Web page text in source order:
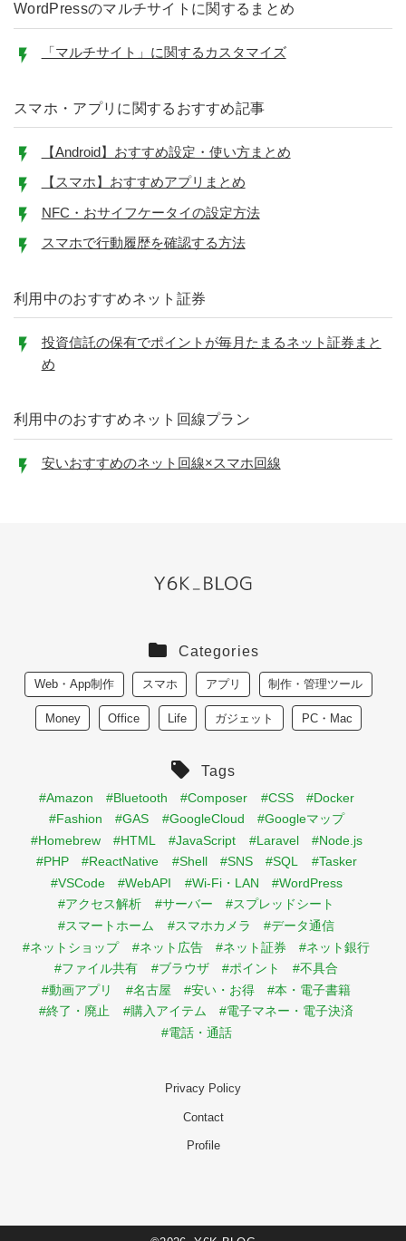
WordPressのマルチサイトに関するまとめ
「マルチサイト」に関するカスタマイズ
スマホ・アプリに関するおすすめ記事
【Android】おすすめ設定・使い方まとめ
【スマホ】おすすめアプリまとめ
NFC・おサイフケータイの設定方法
スマホで行動履歴を確認する方法
利用中のおすすめネット証券
投資信託の保有でポイントが毎月たまるネット証券まと
め
利用中のおすすめネット回線プラン
安いおすすめのネット回線×スマホ回線
Categories
Web・App制作 スマホ アプリ 制作・管理ツール
Money Office Life ガジェット PC・Mac
Tags
#Amazon #Bluetooth #Composer #CSS
#Docker
#Fashion
#GAS #GoogleCloud
#Googleマップ
#Homebrew
#HTML #JavaScript #Laravel
#Node.js
#PHP
#ReactNative #Shell #SNS #SQL
#Tasker
#VSCode
#WebAPI #Wi-Fi・LAN
#WordPress
#アクセス解析
#サーバー
#スプレッドシート
#スマートホーム
#スマホカメラ
#データ通信
#ネットショップ
#ネット広告 #ネット証券
#ネット銀行
#ファイル共有
#ブラウザ #ポイント
#不具合
#動画アプリ
#名古屋 #安い・お得
#本・電子書籍
#終了・廃止
#購入アイテム
#電子マネー・電子決済
#電話・通話
Privacy Policy
Contact
Profile